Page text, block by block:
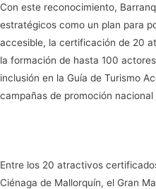
Con este reconocimiento,
estratégicos como un plan para
accesible, la certificación de 20
la formación de hasta 100
inclusión en la Guía de Turismo
campañas de promoción
Entre los 20 atractivos
Ciénaga de Mallorquín, el Gran